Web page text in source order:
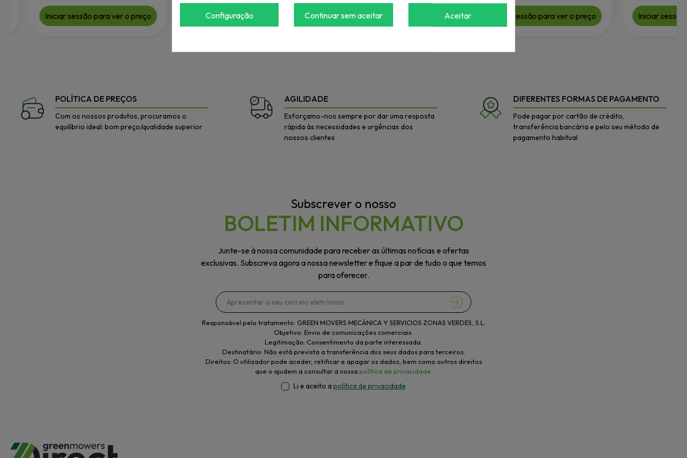
Iniciar sessão para ver o preço Iniciar sessão para ver o preço Iniciar sessão para ver o preço Iniciar sessão para ver o preço Iniciar sessão
POLÍTICA DE PREÇOS
Com os nossos produtos, procuramos o
equilíbrio ideal: bom preço/qualidade superior
AGILIDADE
Esforçamo-nos sempre por dar uma resposta
rápida às necessidades e urgências dos
nossos clientes
DIFERENTES FORMAS DE PAGAMENTO
Pode pagar por cartão de crédito,
transferência bancária e pelo seu método de
pagamento habitual
Subscrever o nosso
BOLETIM INFORMATIVO
Junte-se à nossa comunidade para receber as últimas notícias e ofertas
exclusivas. Subscreva agora a nossa newsletter e fique a par de tudo o que temos
para oferecer.
Responsável pelo tratamento: GREEN MOVERS MECÁNICA Y SERVICIOS ZONAS VERDES, S.L.
Objetivo: Envio de comunicações comerciais.
Legitimação: Consentimento da parte interessada.
Destinatário: Não está prevista a transferência dos seus dados para terceiros.
Direitos: O utilizador pode aceder, retificar e apagar os dados, bem como outros direitos
que o ajudem a consultar a nossa política de privacidade.
Li e aceito a política de privacidade
Aceitar
Continuar sem aceitar
Configuração